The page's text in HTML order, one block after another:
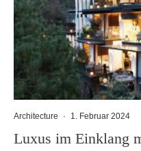
Architecture · 1. Februar 2024
Luxus im Einklang